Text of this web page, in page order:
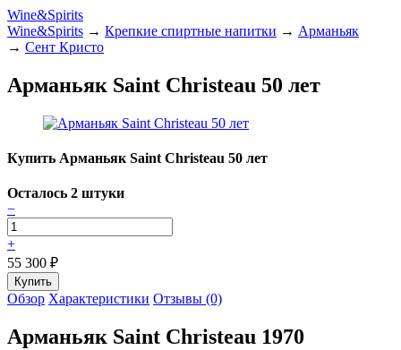
Wine&Spirits
Wine&Spirits → Крепкие спиртные напитки → Арманьяк
→ Сент Кристо
Арманьяк Saint Christeau 50 лет
Купить Арманьяк Saint Christeau 50 лет
Осталось 2 штуки
−
+
55 300 ₽
Обзор Характеристики Отзывы (0)
Арманьяк Saint Christeau 1970